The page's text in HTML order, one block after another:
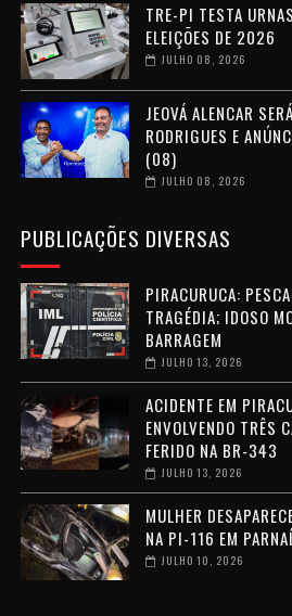
TRE-PI TESTA
ELEIÇÕES DE 2026
JULHO 08, 2026
JEOVÁ ALENCAR
RODRIGUES E
(08)
JULHO 08, 2026
PUBLICAÇÕES DIVERSAS
PIRACURUCA:
TRAGÉDIA; IDOSO
BARRAGEM
JULHO 13, 2026
ACIDENTE EM
ENVOLVENDO TRÊS
FERIDO NA BR-343
JULHO 13, 2026
MULHER
NA PI-116 EM
JULHO 10, 2026